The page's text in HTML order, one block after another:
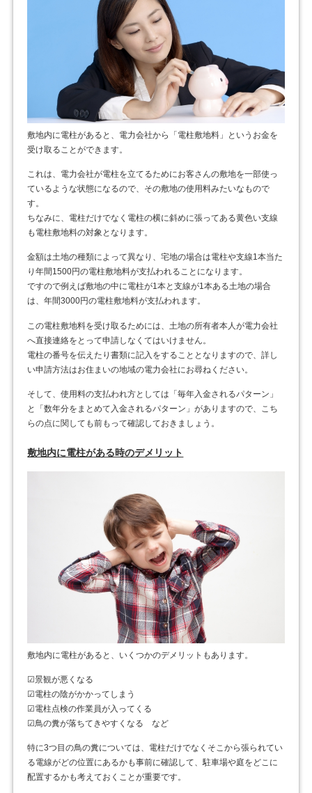
敷地内に電柱があると、電力会社から「電柱敷地料」というお金を
受け取ることができます。
これは、電力会社が電柱を立てるためにお客さんの敷地を一部使っ
ているような状態になるので、その敷地の使用料みたいなもので
す。
ちなみに、電柱だけでなく電柱の横に斜めに張ってある黄色い支線
も電柱敷地料の対象となります。
金額は土地の種類によって異なり、宅地の場合は電柱や支線1本当た
り年間1500円の電柱敷地料が支払われることになります。
ですので例えば敷地の中に電柱が1本と支線が1本ある土地の場合
は、年間3000円の電柱敷地料が支払われます。
この電柱敷地料を受け取るためには、土地の所有者本人が電力会社
へ直接連絡をとって申請しなくてはいけません。
電柱の番号を伝えたり書類に記入をすることとなりますので、詳し
い申請方法はお住まいの地域の電力会社にお尋ねください。
そして、使用料の支払われ方としては「毎年入金されるパターン」
と「数年分をまとめて入金されるパターン」がありますので、こち
らの点に関しても前もって確認しておきましょう。
敷地内に電柱がある時のデメリット
敷地内に電柱があると、いくつかのデメリットもあります。
☑景観が悪くなる
☑電柱の陰がかかってしまう
☑電柱点検の作業員が入ってくる
☑鳥の糞が落ちてきやすくなる など
特に3つ目の鳥の糞については、電柱だけでなくそこから張られてい
る電線がどの位置にあるかも事前に確認して、駐車場や庭をどこに
配置するかも考えておくことが重要です。